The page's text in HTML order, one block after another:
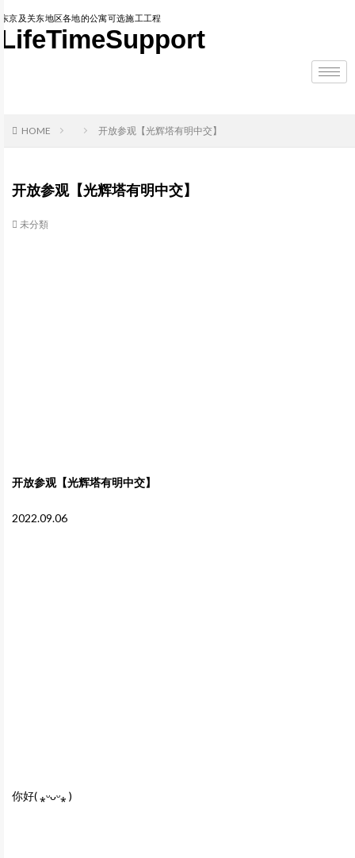
东京及关东地区各地的公寓可选施工工程
LifeTimeSupport
HOME 开放参观【光辉塔有明中交】
开放参观【光辉塔有明中交】
未分類
开放参观【光辉塔有明中交】
2022.09.06
你好(⁎ᵕᴗᵕ⁎ )